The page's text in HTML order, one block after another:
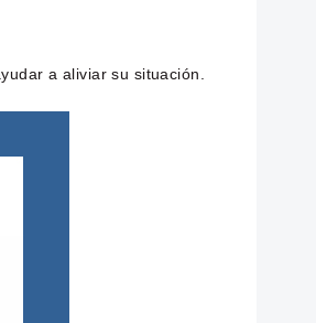
a aliviar su situación.